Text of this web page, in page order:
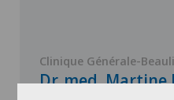
Clinique Générale-
Dr. med. Martine